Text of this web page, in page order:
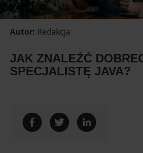
Autor: Redakcja
JAK ZNALEŹĆ
SPECJALISTĘ JAVA?